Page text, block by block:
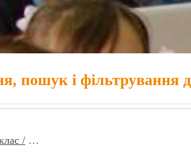
пошук і фільтрування
/ …